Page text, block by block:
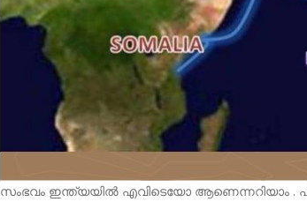
സംഭവം ഇന്ത്യയിൽ എവിടെയോ ആണെന്നറിയാം .